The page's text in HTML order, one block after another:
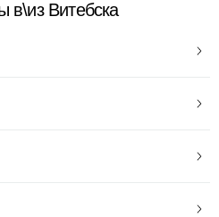
в\из Витебска